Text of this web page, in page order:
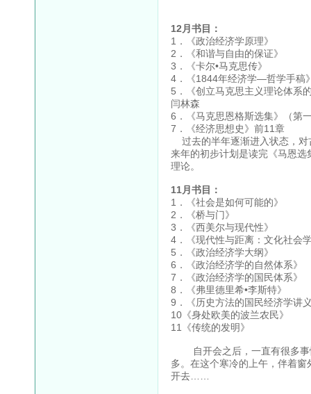
12月书目：
1．《政治经济学
2．《和谐与自由
3．《卡尔•马克思
4．《1844年经济学—
5．《创立马克思主义理
闫林森
6．《马克思恩格斯选集》
7．《经济思想史》前
过去的半年逐渐进入状态，对
来年的初步计划是读完《马恩
理论。
11月书目：
1．《社会是如何
2．《桥与门
3．《西美尔与
4．《现代性与距离：文化社
5．《政治经济学
6．《政治经济学的
7．《政治经济学的
8．《弗里德里希•李
9．《历史方法的国民经
10《身处欧美的波兰
11《传统的发明》
自开会之后，一直有很多事
多。在这个寒冷的上午，伴着
开去……